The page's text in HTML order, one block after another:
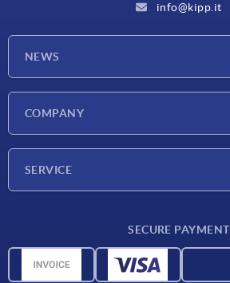
info@kipp.it
NEWS
COMPANY
SERVICE
CAD data
SECURE PAYMENT